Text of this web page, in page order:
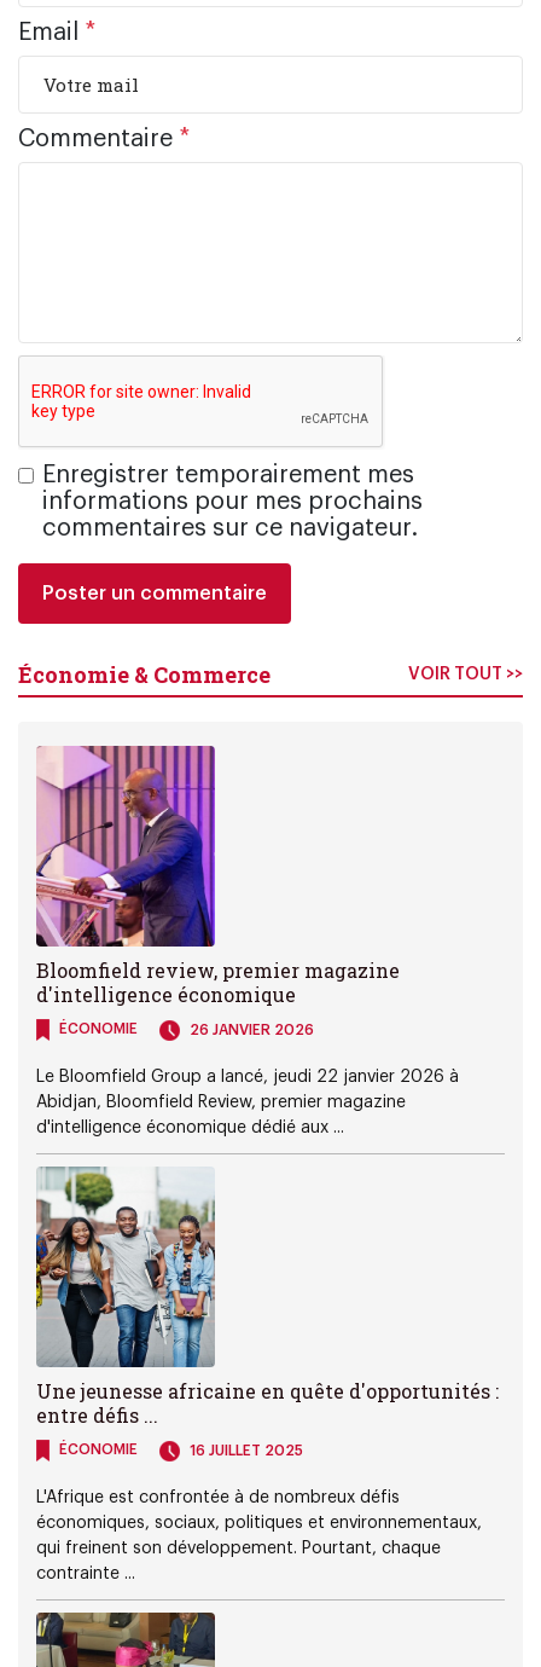
Email *
Commentaire *
Enregistrer temporairement mes
informations pour mes prochains
commentaires sur ce navigateur.
Économie & Commerce VOIR TOUT >>
Bloomfield review, premier magazine
d'intelligence économique
ÉCONOMIE 26 JANVIER 2026
Le Bloomfield Group a lancé, jeudi 22 janvier 2026 à
Abidjan, Bloomfield Review, premier magazine
d'intelligence économique dédié aux ...
Une jeunesse africaine en quête d'opportunités :
entre défis ...
ÉCONOMIE 16 JUILLET 2025
L'Afrique est confrontée à de nombreux défis
économiques, sociaux, politiques et environnementaux,
qui freinent son développement. Pourtant, chaque
contrainte ...